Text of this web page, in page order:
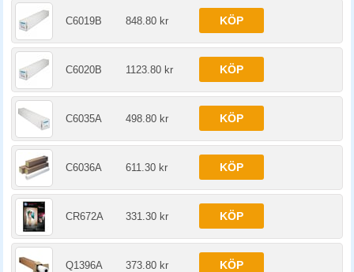
C6019B 848.80 kr KÖP
C6020B 1123.80 kr KÖP
C6035A 498.80 kr KÖP
C6036A 611.30 kr KÖP
CR672A 331.30 kr KÖP
Q1396A 373.80 kr KÖP